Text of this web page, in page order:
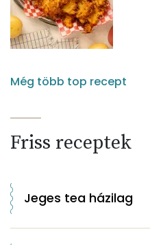
Még több top recept
Friss receptek
Jeges tea házilag